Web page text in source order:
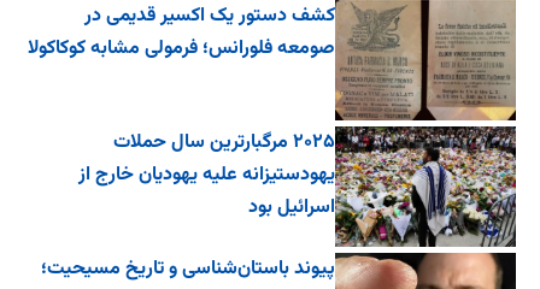
کشف دستور یک اکسیر قدیمی در
صومعه فلورانس؛ فرمولی مشابه کوکاکولا
۲۰۲۵ مرگبارترین سال حملات
یهودستیزانه علیه یهودیان خارج از
اسرائیل بود
پیوند باستان‌شناسی و تاریخ مسیحیت؛